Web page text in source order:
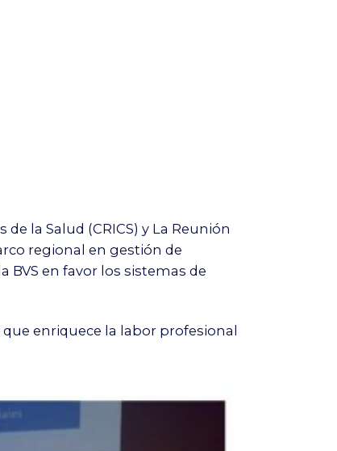
la Salud (CRICS) y La Reunión
regional en gestión de
en favor los sistemas de
enriquece la labor profesional